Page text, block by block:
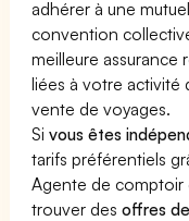
adhérer à une
convention
meilleure assurance
liées à votre
vente de voyages.
Sivous êtes
tarifs préférentiels
Agente de comptoir
trouver desoffres